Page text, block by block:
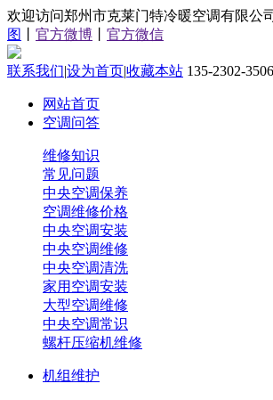
欢迎访问郑州市克莱门特冷暖空调有限公
图
官方微博 官方微信
联系我们|设为首页|收藏本站 135-2302-3506
网站首页
空调问答
维修知识
常见问题
中央空调保养
空调维修价格
中央空调安装
中央空调维修
中央空调清洗
家用空调安装
大型空调维修
中央空调常识
螺杆压缩机维修
机组维护